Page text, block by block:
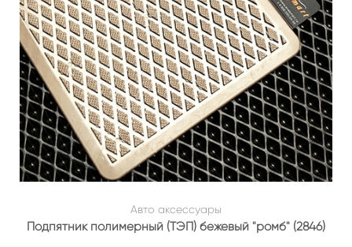
Авто аксессуары
Подпятник полимерный (ТЭП) бежевый "ромб" (2846)